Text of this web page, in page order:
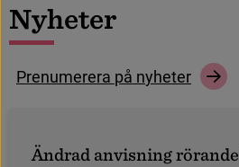
Nyheter
Prenumerera på nyheter
Ändrad anvisningrörande